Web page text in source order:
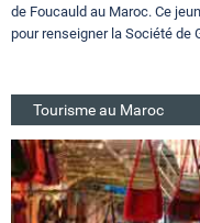
de Foucauld au Maroc. Ce
pour renseigner la Société de
Tourisme au Maroc